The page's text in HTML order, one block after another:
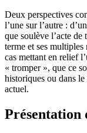
Deux perspectives
l’une sur l’autre :
que soulève l’acte de
terme et ses multiples
cas mettant en relief
« tromper », que ce
historiques ou dans
actuel.
Présentation